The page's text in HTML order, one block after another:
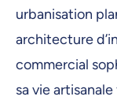
urbanisation
architecture
commercial
sa vie